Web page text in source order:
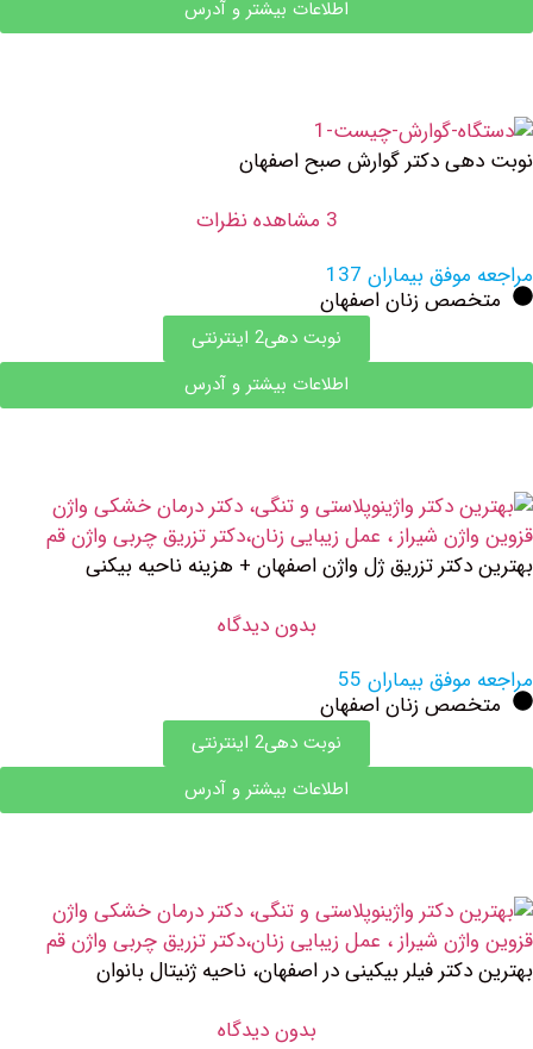
اطلاعات بیشتر و آدرس
دکتر گوارش صبح اصفهان
بیماران 137
زنان اصفهان
نوبت دهی2 اینترنتی
اطلاعات بیشتر و آدرس
تزریق ژل واژن اصفهان + هزینه ناحیه بیکنی
بدون دیدگاه
بیماران 55
زنان اصفهان
نوبت دهی2 اینترنتی
اطلاعات بیشتر و آدرس
فیلر بیکینی در اصفهان، ناحیه ژنیتال بانوان
بدون دیدگاه